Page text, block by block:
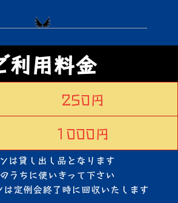
利用料金
250円
1000円
は貸し出し品となります
うちに使いきって下さい
定例会終了時に回収いたします